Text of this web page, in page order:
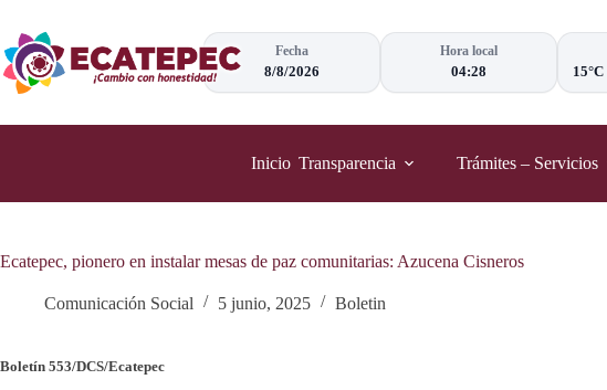
contenido
Fecha
8/8/2026
Hora local
04:28 15°C
Inicio Transparencia Trámites – Servicios
Ecatepec, pionero en instalar mesas de paz comunitarias: Azucena Cisneros
Comunicación Social 5 junio, 2025 Boletin
Boletín 553/DCS/Ecatepec